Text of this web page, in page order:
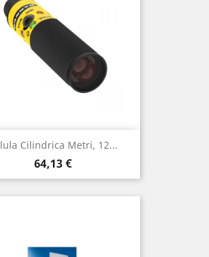
Cilindrica Metri, 12...
Precio
64,13 €